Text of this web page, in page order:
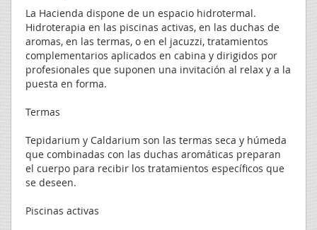
La Hacienda dispone de un espacio hidrotermal.
Hidroterapia en las piscinas activas, en las duchas de
aromas, en las termas, o en el jacuzzi, tratamientos
complementarios aplicados en cabina y dirigidos por
profesionales que suponen una invitación al relax y a la
puesta en forma.
Termas
Tepidarium y Caldarium son las termas seca y húmeda
que combinadas con las duchas aromáticas preparan
el cuerpo para recibir los tratamientos específicos que
se deseen.
Piscinas activas